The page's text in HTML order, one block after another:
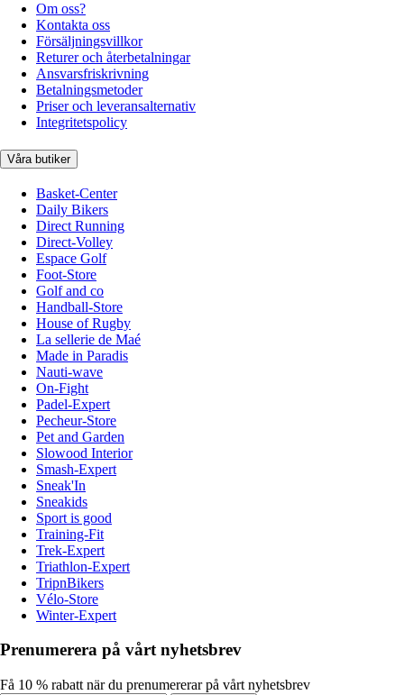
Om oss?
Kontakta oss
Försäljningsvillkor
Returer och återbetalningar
Ansvarsfriskrivning
Betalningsmetoder
Priser och leveransalternativ
Integritetspolicy
Våra butiker
Basket-Center
Daily Bikers
Direct Running
Direct-Volley
Espace Golf
Foot-Store
Golf and co
Handball-Store
House of Rugby
La sellerie de Maé
Made in Paradis
Nauti-wave
On-Fight
Padel-Expert
Pecheur-Store
Pet and Garden
Slowood Interior
Smash-Expert
Sneak'In
Sneakids
Sport is good
Training-Fit
Trek-Expert
Triathlon-Expert
TripnBikers
Vélo-Store
Winter-Expert
Prenumerera på vårt nyhetsbrev
Få 10 % rabatt när du prenumererar på vårt nyhetsbrev